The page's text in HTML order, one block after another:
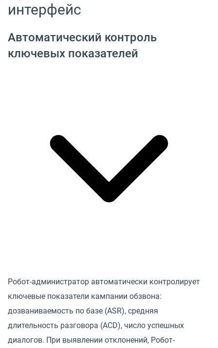
интерфейс
Автоматический контроль
ключевых показателей
Робот-администратор автоматически контролирует
ключевые показатели кампании обзвона:
дозваниваемость по базе (ASR), средняя
длительность разговора (ACD), число успешных
диалогов. При выявлении отклонений, Робот-